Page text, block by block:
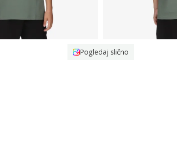
Pogledaj slično